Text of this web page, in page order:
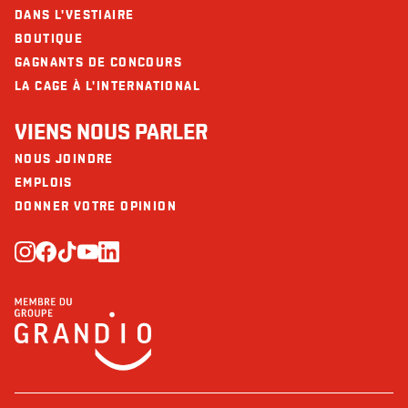
DANS L'VESTIAIRE
BOUTIQUE
GAGNANTS DE CONCOURS
LA CAGE À L'INTERNATIONAL
VIENS NOUS PARLER
NOUS JOINDRE
EMPLOIS
DONNER VOTRE OPINION